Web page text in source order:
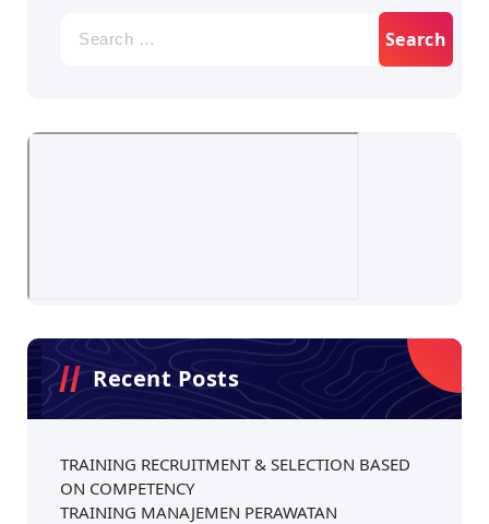
for:
Recent Posts
TRAINING RECRUITMENT & SELECTION BASED
ON COMPETENCY
TRAINING MANAJEMEN PERAWATAN